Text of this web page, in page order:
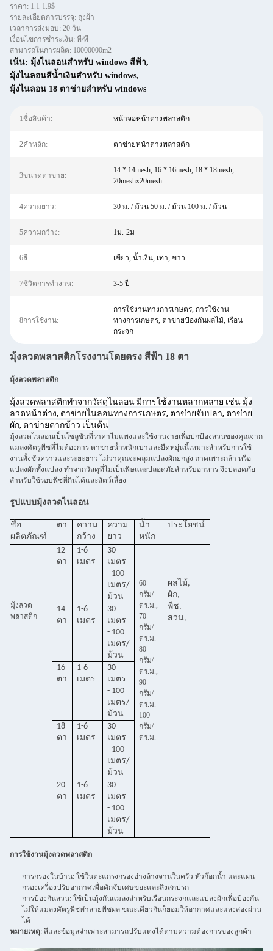
ราคา: 1.1-1.9$
รายละเอียดการบรรจุ: ถุงผ้า
เวลาการส่งมอบ: 20 วัน
เงื่อนไขการชำระเงิน: ที/ที
สามารถในการผลิต: 10000000m2
เน้น: มุ้งไนลอนสำหรับ windows สีฟ้า,
มุ้งไนลอนสีน้ำเงินสำหรับ windows,
มุ้งไนลอน 18 ตาข่ายสำหรับ windows
1ชื่อสินค้า: หน้าจอหน้าต่างพลาสติก
2คำหลัก: ตาข่ายหน้าต่างพลาสติก
3ขนาดตาข่าย:
14 * 14mesh, 16 * 16mesh, 18 * 18mesh,
20meshx20mesh
4ความยาว: 30 ม. / ม้วน 50 ม. / ม้วน 100 ม. / ม้วน
5ความกว้าง: 1ม.-2ม
6สี: เขียว, น้ำเงิน, เทา, ขาว
7ชีวิตการทำงาน: 3-5 ปี
8การใช้งาน:
การใช้งานทางการเกษตร, การใช้งาน
ทางการเกษตร, ตาข่ายป้องกันผลไม้, เรือน
กระจก
มุ้งลวดพลาสติกโรงงานโดยตรง สีฟ้า 18 ตา
มุ้งลวดพลาสติก
มุ้งลวดพลาสติกทำจากวัสดุไนลอน มีการใช้งานหลากหลาย เช่น มุ้ง
ลวดหน้าต่าง, ตาข่ายไนลอนทางการเกษตร, ตาข่ายจับปลา, ตาข่าย
ผัก, ตาข่ายตากข้าว เป็นต้น
มุ้งลวดไนลอนเป็นโซลูชันที่ราคาไม่แพงและใช้งานง่ายเพื่อปกป้องสวนของคุณจาก
แมลงศัตรูพืชที่ไม่ต้องการ ตาข่ายน้ำหนักเบาและยืดหยุ่นนี้เหมาะสำหรับการใช้
งานทั้งชั่วคราวและระยะยาว ไม่ว่าคุณจะคลุมแปลงผักยกสูง ถาดเพาะกล้า หรือ
แปลงผักทั้งแปลง ทำจากวัสดุที่ไม่เป็นพิษและปลอดภัยสำหรับอาหาร จึงปลอดภัย
สำหรับใช้รอบพืชที่กินได้และสัตว์เลี้ยง
รูปแบบมุ้งลวดไนลอน
ชื่อ
ผลิตภัณฑ์
ตา
ความ
กว้าง
ความ
ยาว
น้ำ
หนัก
ประโยชน์
มุ้งลวด
พลาสติก
12
ตา
1-6
เมตร
30
เมตร
- 100
เมตร/
ม้วน
60
กรัม/
ตร.ม.,
70
กรัม/
ตร.ม.
80
กรัม/
ตร.ม.,
90
กรัม/
ตร.ม.
100
กรัม/
ตร.ม.
ผลไม้,
ผัก,
พืช,
สวน,
14
ตา
1-6
เมตร
30
เมตร
- 100
เมตร/
ม้วน
16
ตา
1-6
เมตร
30
เมตร
- 100
เมตร/
ม้วน
18
ตา
1-6
เมตร
30
เมตร
- 100
เมตร/
ม้วน
20
ตา
1-6
เมตร
30
เมตร
- 100
เมตร/
ม้วน
การใช้งานมุ้งลวดพลาสติก
การกรองในบ้าน: ใช้ในตะแกรงกรองอ่างล้างจานในครัว หัวก๊อกน้ำ และแผ่น
กรองเครื่องปรับอากาศเพื่อดักจับเศษขยะและสิ่งสกปรก
การป้องกันสวน: ใช้เป็นมุ้งกันแมลงสำหรับเรือนกระจกและแปลงผักเพื่อป้องกัน
ไม่ให้แมลงศัตรูพืชทำลายพืชผล ขณะเดียวกันก็ยอมให้อากาศและแสงส่องผ่าน
ได้
หมายเหตุ: สีและข้อมูลจำเพาะสามารถปรับแต่งได้ตามความต้องการของลูกค้า